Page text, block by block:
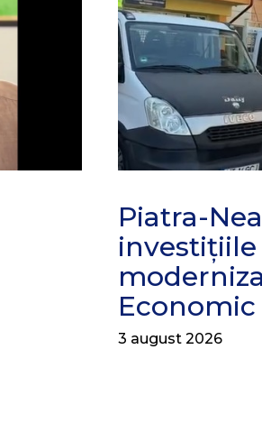
Piatra-
Economic
3 august 2026